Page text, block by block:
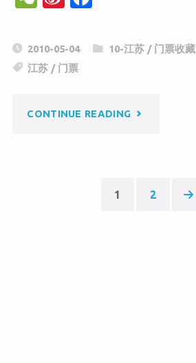
C
h
a
W
b
c
o
2010-05-04 10-江苏/ 门票收藏
江苏 / 门票
CONTINUE READING"三
1 2